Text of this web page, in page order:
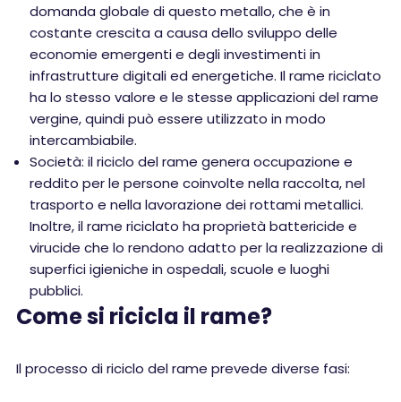
domanda globale di questo metallo, che è in
costante crescita a causa dello sviluppo delle
economie emergenti e degli investimenti in
infrastrutture digitali ed energetiche. Il rame riciclato
ha lo stesso valore e le stesse applicazioni del rame
vergine, quindi può essere utilizzato in modo
intercambiabile.
Società: il riciclo del rame genera occupazione e
reddito per le persone coinvolte nella raccolta, nel
trasporto e nella lavorazione dei rottami metallici.
Inoltre, il rame riciclato ha proprietà battericide e
virucide che lo rendono adatto per la realizzazione di
superfici igieniche in ospedali, scuole e luoghi
pubblici.
Come si ricicla il rame?
Il processo di riciclo del rame prevede diverse fasi: